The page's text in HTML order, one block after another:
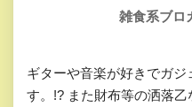
雑食系ブロ
ギターや音楽が好きでガ
す。!? また財布等の洒落